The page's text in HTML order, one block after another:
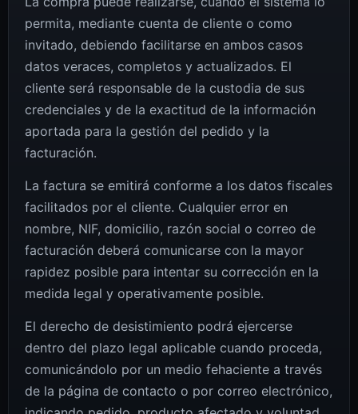
permita, mediante cuenta de cliente o como
invitado, debiendo facilitarse en ambos casos
datos veraces, completos y actualizados. El
cliente será responsable de la custodia de sus
credenciales y de la exactitud de la información
aportada para la gestión del pedido y la
facturación.
La factura se emitirá conforme a los datos fiscales
facilitados por el cliente. Cualquier error en
nombre, NIF, domicilio, razón social o correo de
facturación deberá comunicarse con la mayor
rapidez posible para intentar su corrección en la
medida legal y operativamente posible.
El derecho de desistimiento podrá ejercerse
dentro del plazo legal aplicable cuando proceda,
comunicándolo por un medio fehaciente a través
de la página de contacto o por correo electrónico,